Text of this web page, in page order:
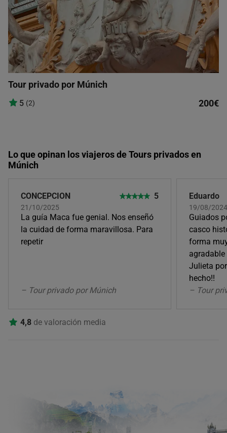
Tour privado por Múnich
5 (2) 200€
Lo que opinan los viajeros de Tours privados en
Múnich
CONCEPCION
21/10/2025
5
La guía Maca fue genial. Nos enseñó
la cuidad de forma maravillosa. Para
repetir
– Tour privado por Múnich
Eduardo
19/08/
Guiados
casco
forma
Julieta
hecho!!
– Tour
4,8 de valoración media